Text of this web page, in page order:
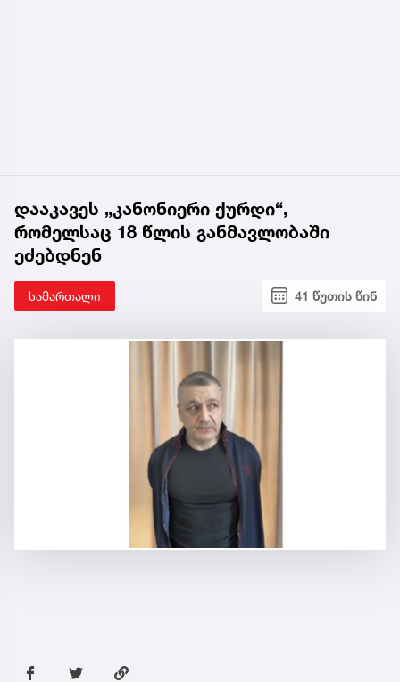
დააკავეს „კანონიერი ქურდი“,
რომელსაც 18 წლის განმავლობაში
ეძებდნენ
სამართალი 41 წუთის წინ